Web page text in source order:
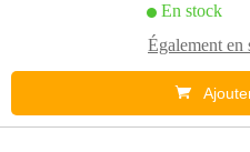
En stock
Également en